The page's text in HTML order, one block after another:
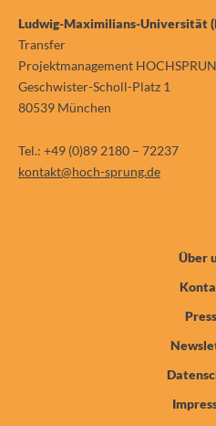
Ludwig-Maximilians-Universität
Transfer
Projektmanagement
Geschwister-Scholl-Platz 1
80539 München
Tel.: +49 (0)89 2180 – 72237
kontakt@hoch-sprung.de
Über